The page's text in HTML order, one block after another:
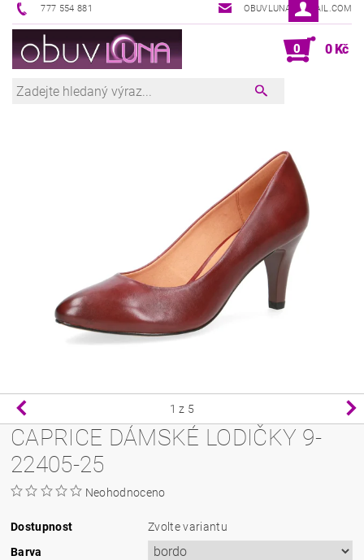
777 554 881 OBUVLUNA@GMAIL.COM
0 0 Kč
1 z 5
CAPRICE DÁMSKÉ LODIČKY 9-
22405-25
Neohodnoceno
Dostupnost
Zvolte variantu
Barva